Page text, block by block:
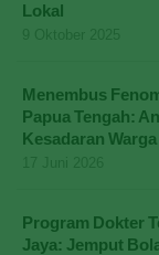
Lokal
Menembus
Papua Tengah:
Kesadaran
Program Dokter
Jaya: Jemput